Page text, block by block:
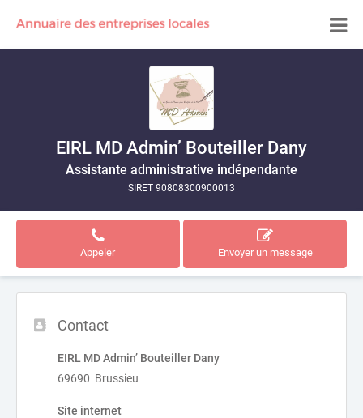
EIRL MD Admin’ Bouteiller Dany
Assistante administrative indépendante
SIRET 90808300900013
Appeler Envoyer un message
Contact
EIRL MD Admin’ Bouteiller Dany
69690 Brussieu
Site internet